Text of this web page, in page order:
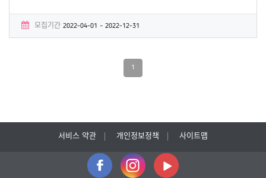
모집기간 2022-04-01 ~ 2022-12-31
1
서비스 약관 개인정보정책 사이트맵